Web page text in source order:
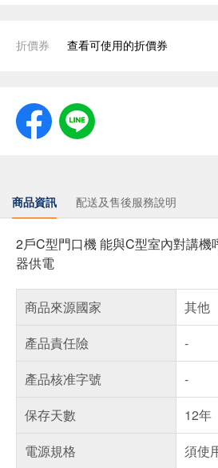
折價券 查看可使用的折價券
商品資訊 配送及售後服務說明
2戶C型門口機 能與C型室內對講機
器供電
商品來源國家
其他
產品責任險
-
產品核准字號
-
保存天數
12年
電源規格
須使